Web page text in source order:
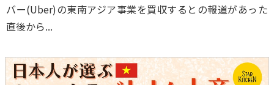
バー(Uber)の東南アジア事業を買収するとの報道があった
直後から...